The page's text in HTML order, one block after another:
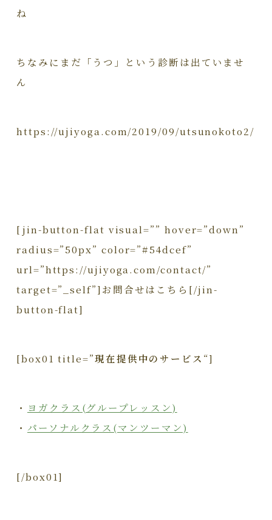
ね
ちなみにまだ「うつ」という診断は出ていませ
ん
https://ujiyoga.com/2019/09/utsunokoto2/
[jin-button-flat visual=”” hover=”down”
radius=”50px” color=”#54dcef”
url=”https://ujiyoga.com/contact/”
target=”_self”]お問合せはこちら[/jin-
button-flat]
[box01 title=”現在提供中のサービス “]
・ ヨガクラス(グループレッスン)
・ パーソナルクラス(マンツーマン)
[/box01]